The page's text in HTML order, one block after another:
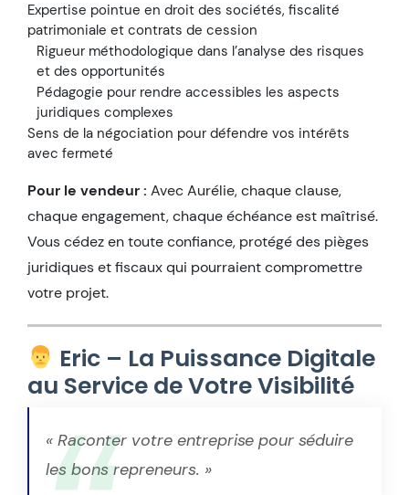
Expertise pointue en droit des sociétés, fiscalité
patrimoniale et contrats de cession
Rigueur méthodologique dans l’analyse des risques
et des opportunités
Pédagogie pour rendre accessibles les aspects
juridiques complexes
Sens de la négociation pour défendre vos intérêts
avec fermeté
Pour le vendeur : Avec Aurélie, chaque clause,
chaque engagement, chaque échéance est maîtrisé.
Vous cédez en toute confiance, protégé des pièges
juridiques et fiscaux qui pourraient compromettre
votre projet.
Eric – La Puissance Digitale
au Service de Votre Visibilité
« Raconter votre entreprise pour séduire
les bons repreneurs. »